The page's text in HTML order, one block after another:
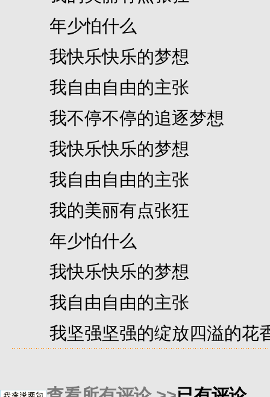
年少怕什么
我快乐快乐的梦想
我自由自由的主张
我不停不停的追逐梦想
我快乐快乐的梦想
我自由自由的主张
我的美丽有点张狂
年少怕什么
我快乐快乐的梦想
我自由自由的主张
我坚强坚强的绽放四溢的花